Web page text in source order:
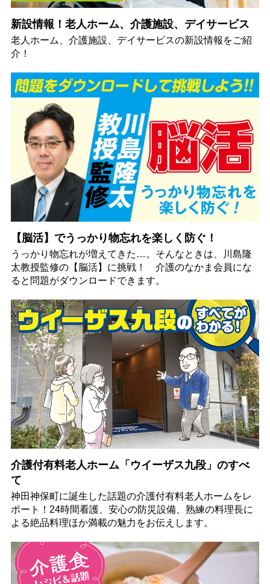
新設情報！老人ホーム、介護施設、デイサービス
老人ホーム、介護施設、デイサービスの新設情報をご紹
介！
【脳活】でうっかり物忘れを楽しく防ぐ！
うっかり物忘れが増えてきた…。そんなときは、川島隆
太教授監修の【脳活】に挑戦！ 介護のなかま会員にな
ると問題がダウンロードできます。
介護付有料老人ホーム「ウイーザス九段」のすべ
て
神田神保町に誕生した話題の介護付有料老人ホームをレ
ポート！24時間看護、安心の防災設備、熟練の料理長に
よる絶品料理ほか満載の魅力をお伝えします。